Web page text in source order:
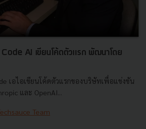
AI เขียนโค้ดตัวแรก พัฒนาโดย
เอไอเขียนโค้ดตัวแรกของบริษัทเพื่อแข่งขัน
และ OpenAI...
Team